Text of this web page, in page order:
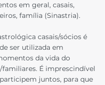
em geral, casais,
família (Sinastria).
casais/sócios é
ser utilizada em
da vida do
familiares. É imprescindível
juntos, para que